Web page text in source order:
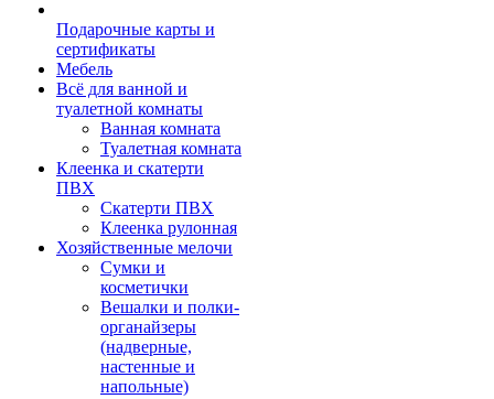
Подарочные карты и
сертификаты
Мебель
Всё для ванной и
туалетной комнаты
Ванная комната
Туалетная комната
Клеенка и скатерти
ПВХ
Скатерти ПВХ
Клеенка рулонная
Хозяйственные мелочи
Сумки и
косметички
Вешалки и полки-
органайзеры
(надверные,
настенные и
напольные)